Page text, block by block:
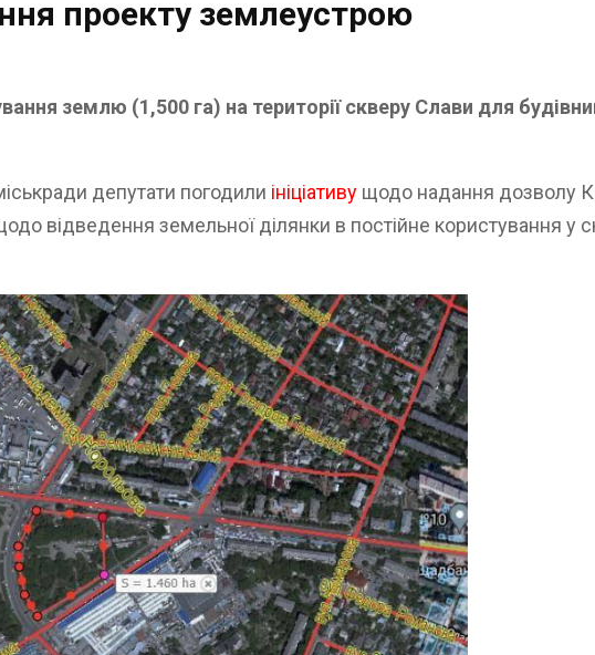
проекту землеустрою
землю (1,500 га) на території скверу Слави для
депутати погодили ініціативу щодо надання дозволу
відведення земельної ділянки в постійне користування у